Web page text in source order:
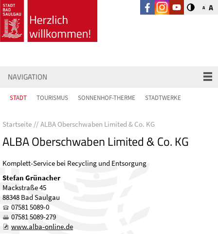
A A
NAVIGATION
STADT TOURISMUS SONNENHOF-THERME STADTWERKE
Startseite ALBA Oberschwaben Limited & Co. KG
ALBA Oberschwaben Limited & Co. KG
Komplett-Service bei Recycling und Entsorgung
Stefan Grünacher
Mackstraße 45
88348 Bad Saulgau
07581 5089-0
07581 5089-279
www.alba-online.de